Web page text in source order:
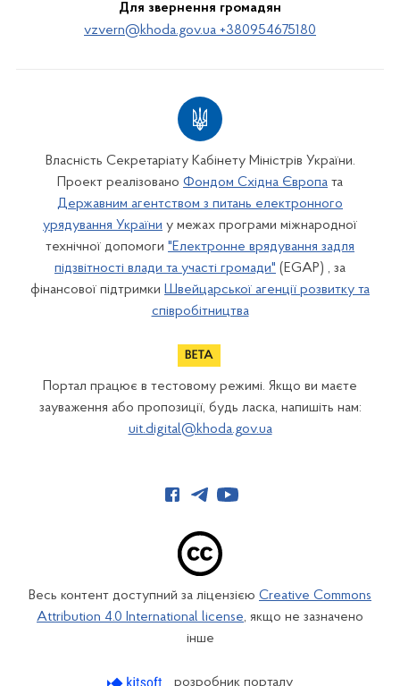
Для звернення громадян
vzvern@khoda.gov.ua +380954675180
Власність Секретаріату Кабінету Міністрів України.
Проект реалізовано Фондом Східна Європа та
Державним агентством з питань електронного
урядування України у межах програми міжнародної
технічної допомоги "Електронне врядування задля
підзвітності влади та участі громади" (EGAP) , за
фінансової підтримки Швейцарської агенції розвитку та
співробітництва
Портал працює в тестовому режимі. Якщо ви маєте
зауваження або пропозиції, будь ласка, напишіть нам:
uit.digital@khoda.gov.ua
Весь контент доступний за ліцензією Creative Commons
Attribution 4.0 International license, якщо не зазначено
інше
розробник порталу